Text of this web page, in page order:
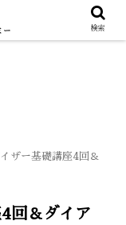
ザー基礎講座4回＆
回＆ダイア
検索